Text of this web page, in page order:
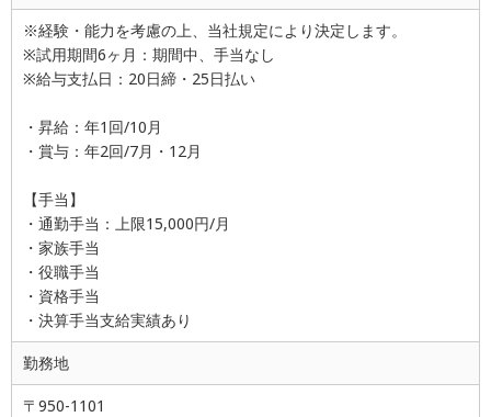
※経験・能力を考慮の上、当社規定により決定します。
※試用期間6ヶ月：期間中、手当なし
※給与支払日：20日締・25日払い
・昇給：年1回/10月
・賞与：年2回/7月・12月
【手当】
・通勤手当：上限15,000円/月
・家族手当
・役職手当
・資格手当
・決算手当支給実績あり
勤務地
〒950-1101